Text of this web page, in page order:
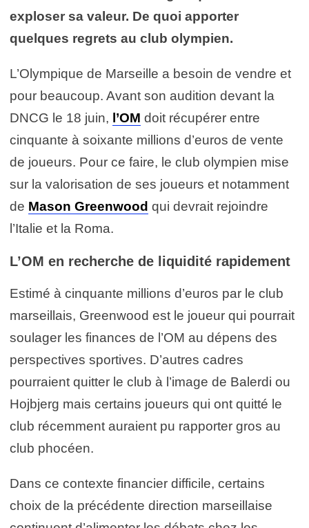
exploser sa valeur. De quoi apporter
quelques regrets au club olympien.
L’Olympique de Marseille a besoin de vendre et
pour beaucoup. Avant son audition devant la
DNCG le 18 juin, l’OM doit récupérer entre
cinquante à soixante millions d’euros de vente
de joueurs. Pour ce faire, le club olympien mise
sur la valorisation de ses joueurs et notamment
de Mason Greenwood qui devrait rejoindre
l’Italie et la Roma.
L’OM en recherche de liquidité rapidement
Estimé à cinquante millions d’euros par le club
marseillais, Greenwood est le joueur qui pourrait
soulager les finances de l’OM au dépens des
perspectives sportives. D’autres cadres
pourraient quitter le club à l’image de Balerdi ou
Hojbjerg mais certains joueurs qui ont quitté le
club récemment auraient pu rapporter gros au
club phocéen.
Dans ce contexte financier difficile, certains
choix de la précédente direction marseillaise